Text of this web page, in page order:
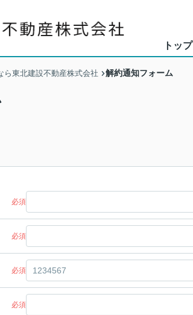
トップ
ら東北建設不動産株式会社 解約通知フォーム
必須
必須
必須
必須